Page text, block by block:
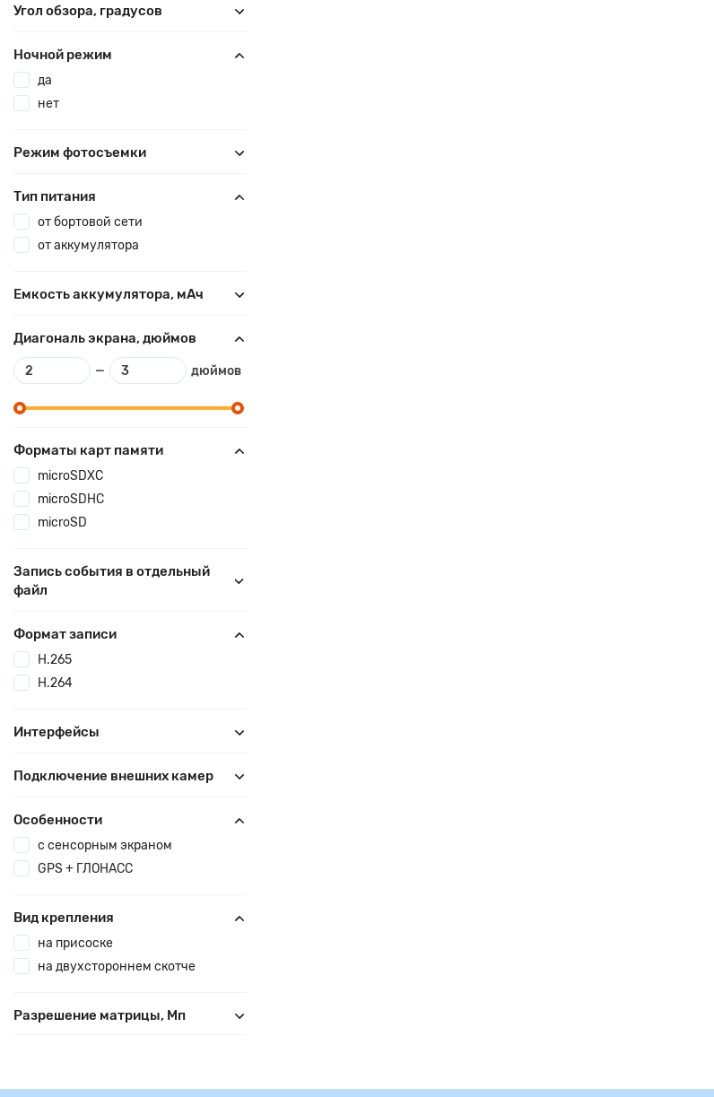
Угол обзора, градусов
Ночной режим
да
нет
Режим фотосъемки
Тип питания
от бортовой сети
от аккумулятора
Емкость аккумулятора, мАч
Диагональ экрана, дюймов
— дюймов
Форматы карт памяти
microSDXC
microSDHC
microSD
Запись события в отдельный
файл
Формат записи
H.265
H.264
Интерфейсы
Подключение внешних камер
Особенности
с сенсорным экраном
GPS + ГЛОНАСС
Вид крепления
на присоске
на двухстороннем скотче
Разрешение матрицы, Мп